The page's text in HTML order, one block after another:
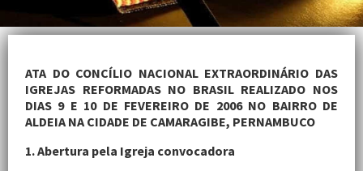
ATA DO CONCÍLIO NACIONAL EXTRAORDINÁRIO DAS
IGREJAS REFORMADAS NO BRASIL REALIZADO NOS
DIAS 9 E 10 DE FEVEREIRO DE 2006 NO BAIRRO DE
ALDEIA NA CIDADE DE CAMARAGIBE, PERNAMBUCO
1. Abertura pela Igreja convocadora